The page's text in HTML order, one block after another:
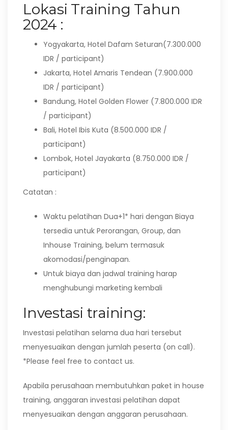
Lokasi Training Tahun
2024 :
Yogyakarta, Hotel Dafam Seturan(7.300.000
IDR / participant)
Jakarta, Hotel Amaris Tendean (7.900.000
IDR / participant)
Bandung, Hotel Golden Flower (7.800.000 IDR
/ participant)
Bali, Hotel Ibis Kuta (8.500.000 IDR /
participant)
Lombok, Hotel Jayakarta (8.750.000 IDR /
participant)
Catatan :
Waktu pelatihan Dua+1* hari dengan Biaya
tersedia untuk Perorangan, Group, dan
Inhouse Training, belum termasuk
akomodasi/penginapan.
Untuk biaya dan jadwal training harap
menghubungi marketing kembali
Investasi training:
Investasi pelatihan selama dua hari tersebut
menyesuaikan dengan jumlah peserta (on call).
*Please feel free to contact us.
Apabila perusahaan membutuhkan paket in house
training, anggaran investasi pelatihan dapat
menyesuaikan dengan anggaran perusahaan.